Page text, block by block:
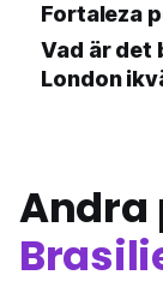
Fortaleza
Vad är det
London
Andra